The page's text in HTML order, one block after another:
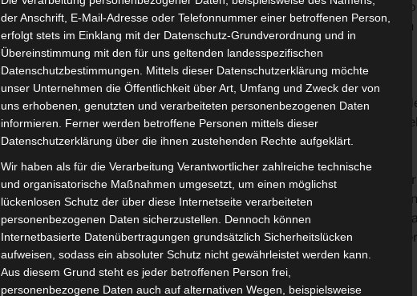
studierte Kunst an der University of East
München, er dozierte an diversen Hochschulen
www.wolfgang-aichner.de
Thomas Huber
studierte Malerei an der Akademie der
und arbeitet auch genreübergreifend im
www.thomashuber.org
Als Künstler-DuoGÆGführten sie diverse
durch und stellten u.a bei der 54.Biennale di
Kunsthalle Emden, Halle 14Leipzig , National
Edinburgh Art Festival aus. Sie erhielten
Californian Film Award.
www.gaeg.net
der Anschrift, E-Mail-Adresse oder Telefonnummer einer betroffenen Person,
erfolgt stets im Einklang mit der Datenschutz-Grundverordnung und in
Übereinstimmung mit den für uns geltenden landesspezifischen
Datenschutzbestimmungen. Mittels dieser Datenschutzerklärung möchte
unser Unternehmen die Öffentlichkeit über Art, Umfang und Zweck der von
uns erhobenen, genutzten und verarbeiteten personenbezogenen Daten
informieren. Ferner werden betroffene Personen mittels dieser
Datenschutzerklärung über die ihnen zustehenden Rechte aufgeklärt.
Wir haben als für die Verarbeitung Verantwortlicher zahlreiche technische
und organisatorische Maßnahmen umgesetzt, um einen möglichst
lückenlosen Schutz der über diese Internetseite verarbeiteten
personenbezogenen Daten sicherzustellen. Dennoch können
Internetbasierte Datenübertragungen grundsätzlich Sicherheitslücken
aufweisen, sodass ein absoluter Schutz nicht gewährleistet werden kann.
Aus diesem Grund steht es jeder betroffenen Person frei,
personenbezogene Daten auch auf alternativen Wegen, beispielsweise